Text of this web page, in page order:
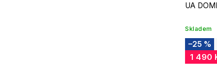
UA
Skladem
–25 %
1 490